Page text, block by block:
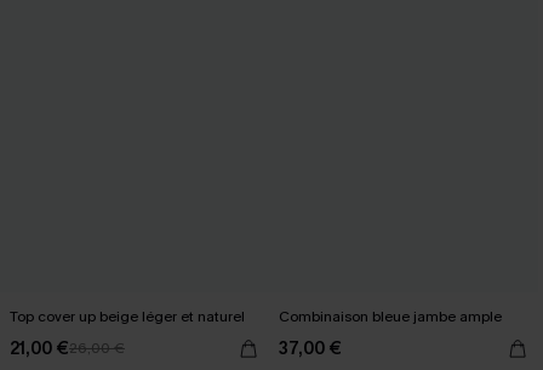
Top cover up beige léger et naturel
21,00 €26,00 €
Combinaison bleue jambe ample
37,00 €